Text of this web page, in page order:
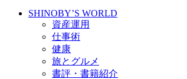
SHINOBY’S WORLD
資産運用
仕事術
健康
旅とグルメ
書評・書籍紹介